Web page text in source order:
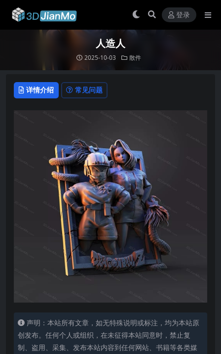
登录
人造人
2025-10-03 散件
详情介绍 常见问题
声明：本站所有文章，如无特殊说明或标注，均为本站原
创发布。任何个人或组织，在未征得本站同意时，禁止复
制、盗用、采集、发布本站内容到任何网站、书籍等各类媒